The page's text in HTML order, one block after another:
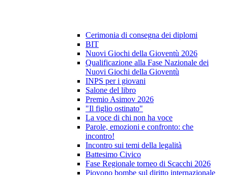
Cerimonia di consegna dei diplomi
BIT
Nuovi Giochi della Gioventù 2026
Qualificazione alla Fase Nazionale dei
Nuovi Giochi della Gioventù
INPS per i giovani
Salone del libro
Premio Asimov 2026
"Il figlio ostinato"
La voce di chi non ha voce
Parole, emozioni e confronto: che
incontro!
Incontro sui temi della legalità
Battesimo Civico
Fase Regionale torneo di Scacchi 2026
Piovono bombe sul diritto internazionale